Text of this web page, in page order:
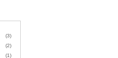
(3)
(2)
(1)